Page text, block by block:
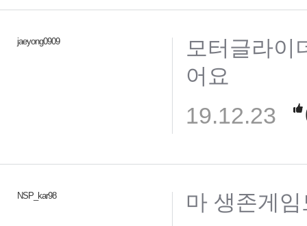
jaeyong0909
모터글라이
어요
19.12.23
NSP_kar98 마 생존게